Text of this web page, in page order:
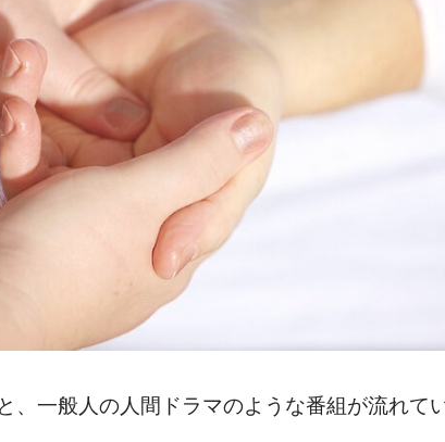
、一般人の人間ドラマのような番組が流れて